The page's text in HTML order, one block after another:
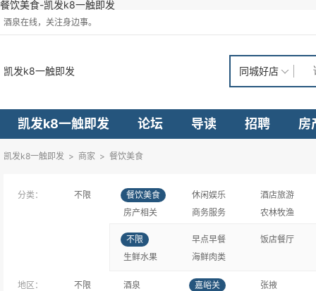
餐饮美食-凯发k8一触即发
酒泉在线，关注身边事。
凯发k8一触即发 同城好店
凯发k8一触即发 论坛 导读 招聘 房
凯发k8一触即发 > 商家 > 餐饮美食
分类： 不限 餐饮美食 休闲娱乐
酒店旅游
房产相关
商务服务 农林牧渔
不限 早点早餐
饭店餐厅
生鲜水果
海鲜肉类
地区： 不限 酒泉 嘉峪关 张掖